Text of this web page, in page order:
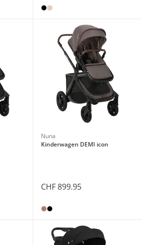
Nuna
Kinderwagen DEMI icon
CHF 899.95